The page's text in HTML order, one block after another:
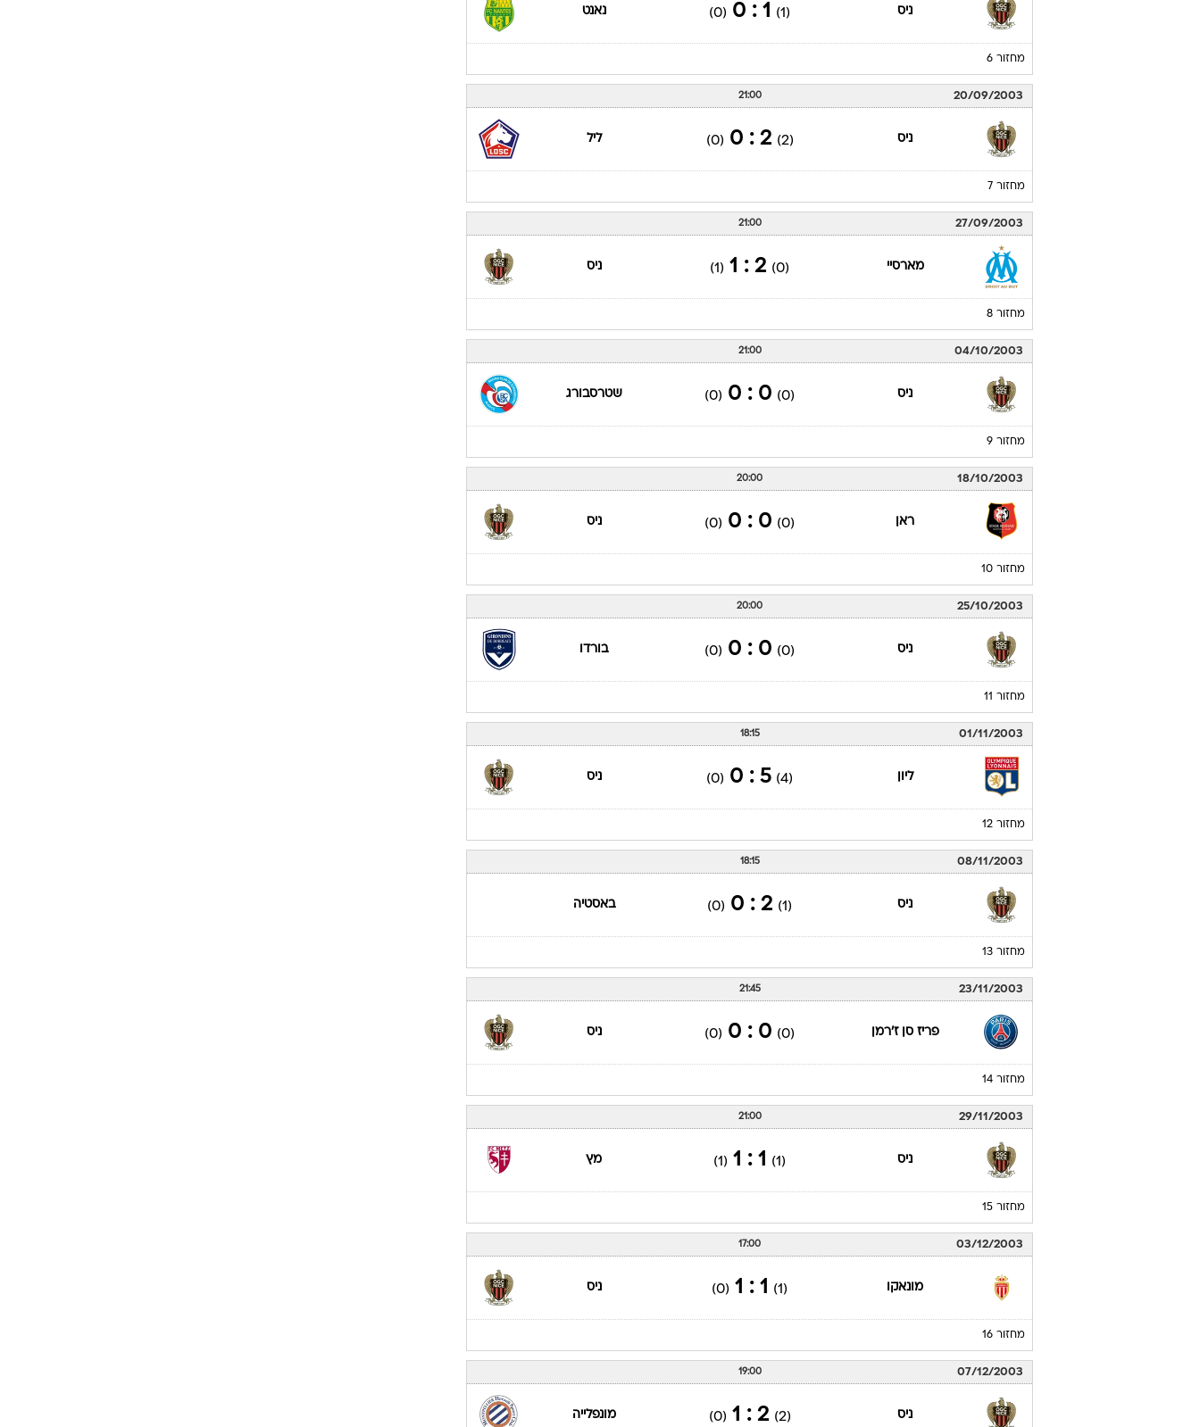
ניס (1)
1 : 0
(0) נאנט
מחזור 6
20/09/2003
21:00
ניס (2)
2 : 0
(0) ליל
מחזור 7
27/09/2003
21:00
מארסיי (0)
2 : 1
(1) ניס
מחזור 8
04/10/2003
21:00
ניס (0)
0 : 0
(0) שטרסבורג
מחזור 9
18/10/2003
20:00
ראן (0)
0 : 0
(0) ניס
מחזור 10
25/10/2003
20:00
ניס (0)
0 : 0
(0) בורדו
מחזור 11
01/11/2003
18:15
ליון (4)
5 : 0
(0) ניס
מחזור 12
08/11/2003
18:15
ניס (1)
2 : 0
(0) באסטיה
מחזור 13
23/11/2003
21:45
פריז סן ז'רמן (0)
0 : 0
(0) ניס
מחזור 14
29/11/2003
21:00
ניס (1)
1 : 1
(1) מץ
מחזור 15
03/12/2003
17:00
מונאקו (1)
1 : 1
(0) ניס
מחזור 16
07/12/2003
19:00
ניס (2)
2 : 1
(0) מונפלייה